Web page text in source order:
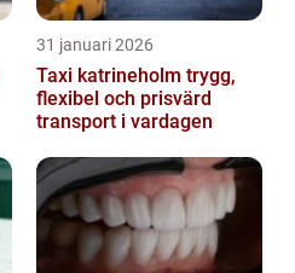
31 januari 2026
Taxi katrineholm trygg,
flexibel och prisvärd
transport i vardagen